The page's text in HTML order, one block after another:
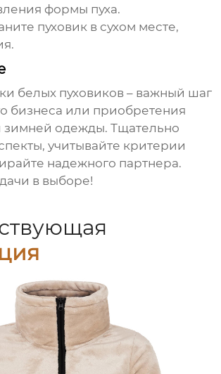
формы пуха.
пуховик в сухом месте,
белых пуховиков – важный шаг
бизнеса или приобретения
зимней одежды. Тщательно
учитывайте критерии
надежного партнера.
в выборе!